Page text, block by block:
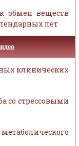
обмен веществ
лет
клинических
со стрессовыми